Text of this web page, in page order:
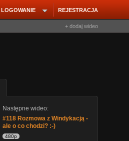
REJESTRACJA
LOGOWANIE
+ dodaj wideo
Następne wideo:
#118 Rozmowa z Windykacją -
ale o co chodzi? :-)
480p